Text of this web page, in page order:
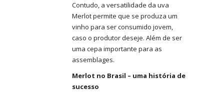
Contudo, a versatilidade da uva
Merlot permite que se produza um
vinho para ser consumido jovem,
caso o produtor deseje. Além de ser
uma cepa importante para as
assemblages.
Merlot no Brasil – uma história de
sucesso